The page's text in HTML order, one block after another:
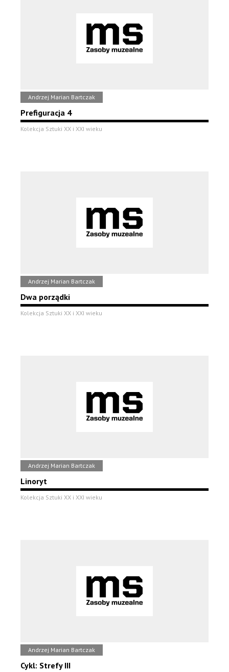
Andrzej Marian Bartczak
Prefiguracja 4
Kolekcja Sztuki XX i XXI wieku
Andrzej Marian Bartczak
Dwa porządki
Kolekcja Sztuki XX i XXI wieku
Andrzej Marian Bartczak
Linoryt
Kolekcja Sztuki XX i XXI wieku
Andrzej Marian Bartczak
Cykl: Strefy III